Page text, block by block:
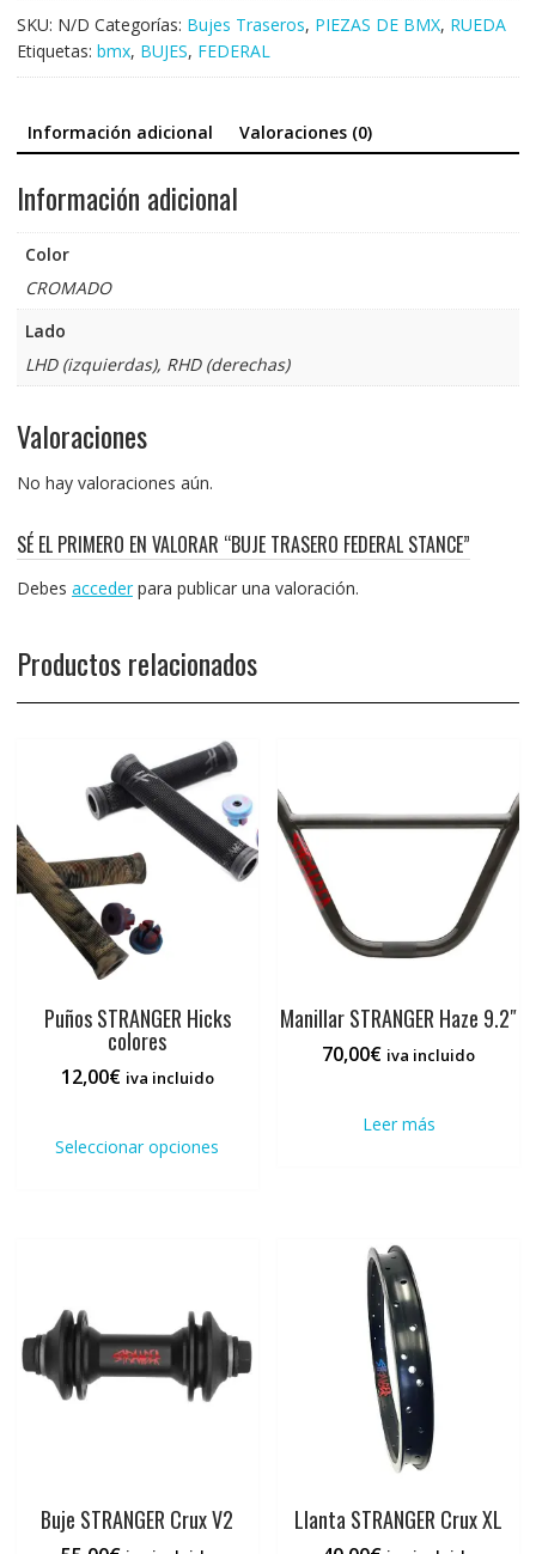
cantidad
SKU: N/D Categorías: Bujes Traseros, PIEZAS DE BMX, RUEDA
Etiquetas: bmx, BUJES, FEDERAL
Información adicional Valoraciones (0)
Información adicional
Color
CROMADO
Lado
LHD (izquierdas), RHD (derechas)
Valoraciones
No hay valoraciones aún.
SÉ EL PRIMERO EN VALORAR “BUJE TRASERO FEDERAL STANCE”
Debes accederpara publicar una valoración.
Productos relacionados
Puños STRANGER Hicks
colores
12,00€ iva incluido
Seleccionar opciones
elegir
en
Manillar STRANGER Haze 9.2″
70,00€ iva incluido
Leer más
Buje STRANGER Crux V2 Llanta STRANGER Crux XL